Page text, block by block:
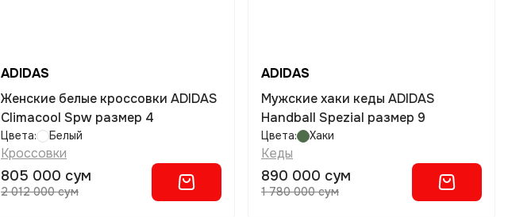
ADIDAS
Женские белые кроссовки ADIDAS
Climacool Spw размер 4
Цвета: Белый
Кроссовки
805 000 сум
2 012 000 сум
ADIDAS
Мужские хаки кеды ADIDAS
Handball Spezial размер 9
Цвета: Хаки
Кеды
890 000 сум
1 780 000 сум